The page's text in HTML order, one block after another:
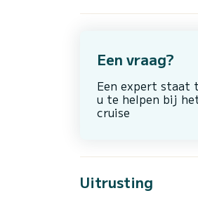
Een vraag?
Een expert staat
u te helpen bij
cruise
Uitrusting